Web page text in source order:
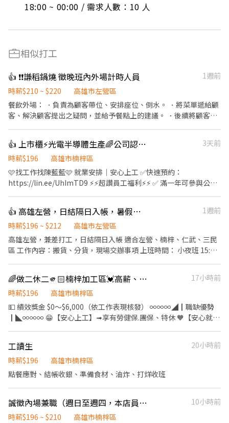
18:00 ~ 00:00 / 需求人數：10 人
相似打工
👍 ❗️❗️謙稻鍋燒 徵晚班內外場計時人員
1週前
時薪$210 ~ $220
高雄市左營區
餐飲外場： ．負責為顧客帶位、安排座位、倒水。 ．將菜單遞給顧
客、解決顧客提出之疑問，並給予餐點上的建議。 ．後續將顧客點
負責結帳、收銀等工作。 餐飲內場： ．擔任廚師的助手，處理烹飪
前與烹飪中之準備工作與其他餐廳相關事務。 ．負責洗、剝、削、
切各種食材。 ．負責清理工作環境、設備和餐具。 ．準備不同餐點
所需要的食材。 ．協助測量食材的容量與重量。 ．負責擺盤、打包
外帶服務。
👍 上市櫃⚡光電半導體生產🌈公司認股/三節/績效/年終獎金
3天前
時薪$196
高雄市楠梓區
🩷找工作找陳藍藍🩷 就業安排｜安心上工 ✅快速預約：
https://lin.ee/UhImTD9 ⚡⚡超讚員工福利⚡⚡ ✅ 滿一年可參與公司
金（點數） 1. 5/1勞動節 1000點 2. 生日2000點 3. 端午節2000點 4.
中秋節2000點 5. 春節開工紅包3000點 ✅ 每年額外7天帶薪假
╭───⚡工作地點⚡───╮ 高雄市楠梓區內環北路
╰─────────────╯ ⚡工作內容 產品測試、組裝、包
➋ 常夜班：20:00-05:00 薪資：$38500 配合加班約$48,000 ✅另加
績效獎金$0-$6,000 【做二休二】 ➊ 日班：08 00-20:00 薪資：
20:00-08:00 薪資：$38,900 配合加班約$52,000 ✅另加績效獎金
$0-$6,000 💫💫💫員工福利💫💫💫 ✅ 休假制度：做二休二 ✅ 保險與
保障： 勞健保、勞退提撥、團體保險 ✅ 滿一年可參與公司認股 ✅
各式獎金： • 年終獎金 • 三節禮金 • 生日福利 • 生育獎勵金6萬
檢 ✅ 付費停車位 ✅ 餐費補貼$80元/天 ✅ 每年7天帶薪假
╭────⚡應徵方式⚡────╮ 聯絡 陳小姐✨ 預約面試： 應徵
預約請點選加入➡️ https://lin.ee/UhImTD9 • 📞 電話： 0911-
563-123 • 📲 𝐋𝐈𝐍𝐄： 搜尋帳號 @252fmefb
👍 高雄左營，日結隔日入帳，暑假可、工讀可、臨時短期可
1週前
時薪$196 ~ $212
高雄市左營區
高雄左營，兼差打工，日結隔日入帳 適合左營、楠梓、仁武、三民
區 工作內容：搬貨、分貨，現場交辦事項 上班時間： 小夜班 15:00
🌈做二休二🫵🏻楠梓加工區💓高薪、高獎金，賺進人生第一桶金💓組裝、包裝
17小時前
時薪$196
高雄市楠梓區
💵 績效獎金 $0～$6,000（依工作表現核發） ∞∞∞◢┃職缺優勢
┃◣∞∞∞ 😁【安心上工】➟享有勞健保.團保、特休 🧡【安心就
✔️生育獎勵金：$60,000（在職中出生） ✔️旅遊津貼：$12,000(當年
度到職，隔年享有) ✔️育兒津貼 ✔️0-7天帶薪享FUN假 ∞∞∞◢┃職
缺介紹┃◣∞∞∞ 📍工作地點:高雄市楠梓區內環北路.號 💼工作內
費另計 ☁夜班 20:00-05:00 薪資：38500元，加班費另計 ⏰做二休
二 ☀日班 08:00-20:00 平均薪資 $32000元，加班費另計 ☁夜班
工讀生
20小時前
時薪$196
高雄市楠梓區
點餐應對、結帳收銀、準備食材、油炸、打烊收班
誠徵內場兼職（週日至週四，本店員工目前205起，歡迎二度就業）
10小時前
時薪$196 ~ $210
高雄市楠梓區